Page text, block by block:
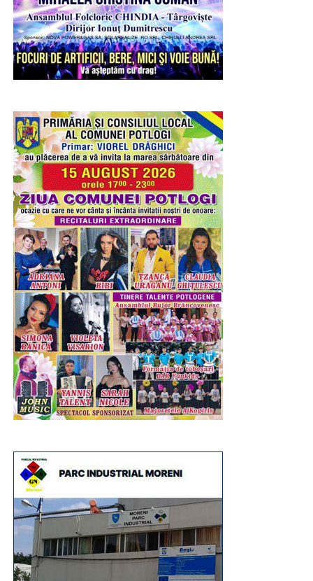
de mediul înconjurător prin reutilizarea creativă a
materialelor.
RECLAMA
Joi, copiii au pătruns în universul artei prin atelierul „Ghid
de lectură a unei opere de artă – Sculptura”. După o
scurtă prezentare a tehnicilor utilizate în sculptură și a
elementelor care definesc această formă de expresie
artistică, participanții au realizat, sub îndrumarea
specialiștilor muzeului, motive decorative prin cioplirea
materialului cu dăltițe, experimentând într-un mod sigur și
adaptat vârstei lor procesul artistic.
Entuziasmul, curiozitatea și implicarea copiilor au
transformat fiecare atelier într-o experiență educativă și
recreativă, demonstrând că muzeul poate fi un spațiu al
descoperirii, al creativității și al învățării prin practică.
Programul „Vacanță la muzeu” continuă în zilele
următoare cu noi activități dedicate istoriei și
pe înțelesul tuturor” și „Hai la târg! – Târgul Moșilor de la
Târgoviște”, oferind copiilor noi oportunități de a învăța
prin joc și experiențe directe.
Urmărește Incomod Media și pe Google News
RECLAMA